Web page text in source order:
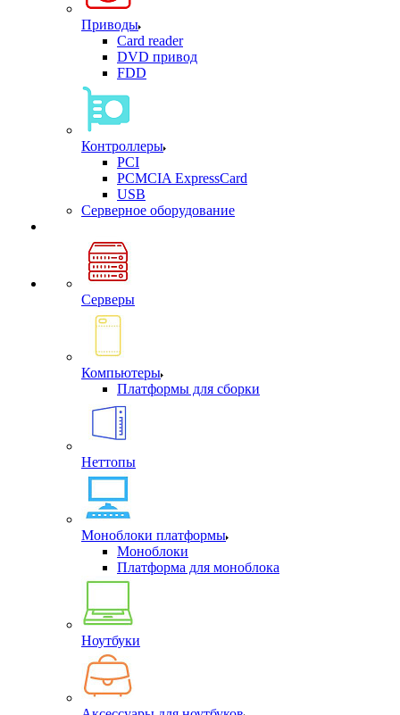
Приводы
Card reader
DVD привод
FDD
Контроллеры
PCI
PCMCIA ExpressCard
USB
Cерверное оборудование
Серверы
Компьютеры
Платформы для сборки
Неттопы
Моноблоки платформы
Моноблоки
Платформа для моноблока
Ноутбуки